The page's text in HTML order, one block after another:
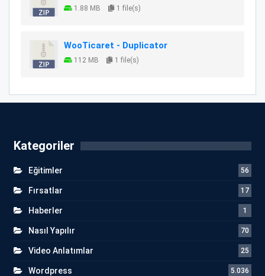
1.88 MB 1 file(s)
WooTicaret - Duplicator
112 MB 1 file(s)
Kategoriler
Eğitimler 56
Fırsatlar 17
Haberler 1
Nasıl Yapılır 70
Video Anlatımlar 25
Wordpress 5.036